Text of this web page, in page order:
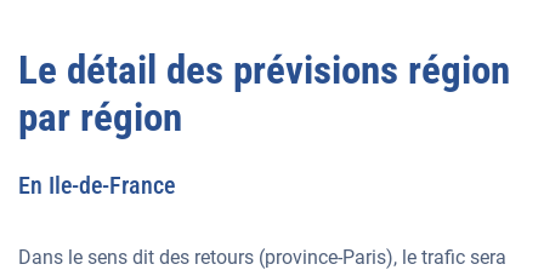
Le détail des prévisions région
par région
En Ile-de-France
Dans le sens dit des retours (province-Paris), le trafic sera